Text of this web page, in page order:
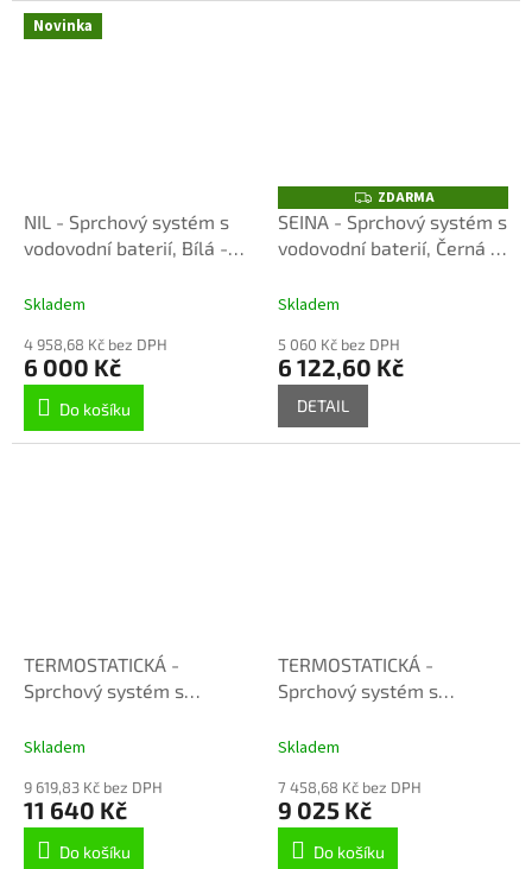
Novinka
NIL - Sprchový systém s
vodovodní baterií, Bílá -
RAV Slezák
Skladem
4 958,68 Kč bez DPH
6 000 Kč
Do košíku
Z
D
A
R
ZDARMA
SEINA - Sprchový systém s
vodovodní baterií, Černá -
43CMAT, RAV Slezák
Skladem
5 060 Kč bez DPH
6 122,60 Kč
DETAIL
TERMOSTATICKÁ -
Sprchový systém s
teleskopickou tyčí, Metal
TRM82.5/5-01.4MGK, RAV
Slezák
Skladem
9 619,83 Kč bez DPH
11 640 Kč
Do košíku
TERMOSTATICKÁ -
Sprchový systém s
teleskopickou tyčí, Metal
TRM82.5/5-61MGK, RAV
Slezák
Skladem
7 458,68 Kč bez DPH
9 025 Kč
Do košíku